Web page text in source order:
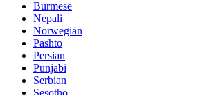
Burmese
Nepali
Norwegian
Pashto
Persian
Punjabi
Serbian
Sesotho